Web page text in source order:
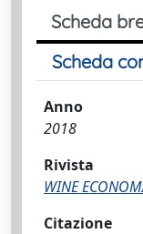
Scheda
Scheda
Anno
2018
Rivista
WINE
Citazione